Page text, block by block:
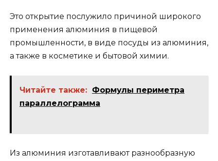
Это открытие послужило причиной широкого
применения алюминия в пищевой
промышленности, в виде посуды из алюминия,
а также в косметике и бытовой химии.
Читайте также: Формулы периметра
параллелограмма
Из алюминия изготавливают разнообразную